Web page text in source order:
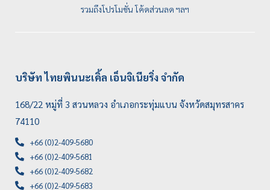
รวมถึงโปรโมชั่น โค้ดส่วนลด ฯลฯ
บริษัท ไทยพินนะเคิ้ล เอ็นจิเนียริ่ง จำกัด
168/22 หมู่ที่ 3 สวนหลวง อำเภอกระทุ่มแบน จังหวัดสมุทรสาคร
74110
+66 (0)2-409-5680
+66 (0)2-409-5681
+66 (0)2-409-5682
+66 (0)2-409-5683